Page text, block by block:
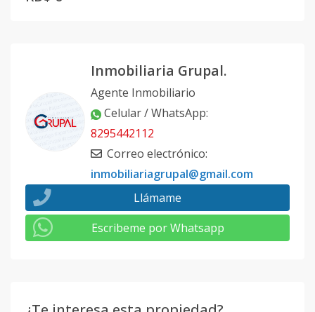
Inmobiliaria Grupal.
Agente Inmobiliario
Celular / WhatsApp:
8295442112
Correo electrónico:
inmobiliariagrupal@gmail.com
Llámame
Escribeme por Whatsapp